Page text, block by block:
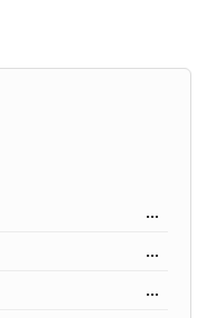
...
...
...